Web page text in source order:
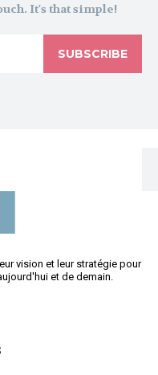
It's that simple!
SUBSCRIBE
vision et leur stratégie pour
et de demain.